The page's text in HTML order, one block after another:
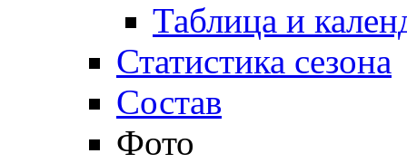
Таблица и
Статистика сезона
Состав
Фото